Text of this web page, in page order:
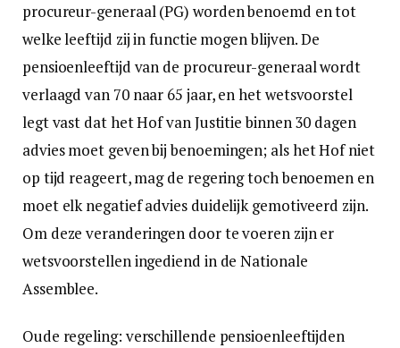
procureur-generaal (PG) worden benoemd en tot
welke leeftijd zij in functie mogen blijven. De
pensioenleeftijd van de procureur-generaal wordt
verlaagd van 70 naar 65 jaar, en het wetsvoorstel
legt vast dat het Hof van Justitie binnen 30 dagen
advies moet geven bij benoemingen; als het Hof niet
op tijd reageert, mag de regering toch benoemen en
moet elk negatief advies duidelijk gemotiveerd zijn.
Om deze veranderingen door te voeren zijn er
wetsvoorstellen ingediend in de Nationale
Assemblee.
Oude regeling: verschillende pensioenleeftijden